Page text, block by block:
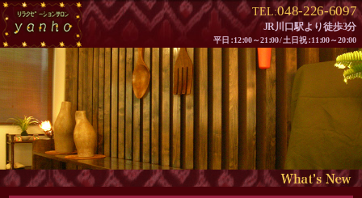
TEL:048-226-6097
JR川口駅より徒歩3分
平日：12：00～21：00/土日祝：11：00～20：00